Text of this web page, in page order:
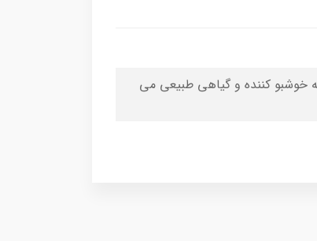
خوشبو کننده و گیاهی طبیعی می